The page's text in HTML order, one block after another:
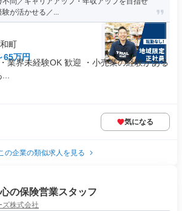
が活かせる／...
町
65万円
業界未経験OK 歓迎 ・小売業の経験がある
気になる
の企業の類似求人を見る
の保険営業スタッフ
ズ株式会社